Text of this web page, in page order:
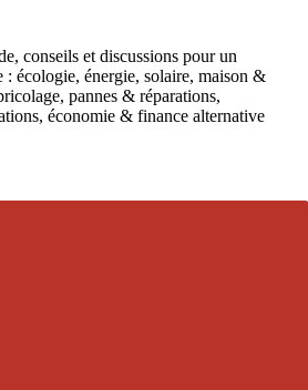
conseils et discussions pour un
: écologie, énergie, solaire, maison &
pannes & réparations,
économie & finance alternative